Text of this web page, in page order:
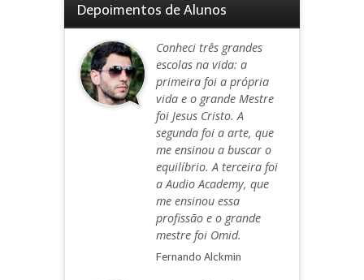
Depoimentos de Alunos
Conheci três grandes
escolas na vida: a
primeira foi a própria
vida e o grande Mestre
foi Jesus Cristo. A
segunda foi a arte, que
me ensinou a buscar o
equilíbrio. A terceira foi
a Audio Academy, que
me ensinou essa
profissão e o grande
mestre foi Omid.
Fernando Alckmin